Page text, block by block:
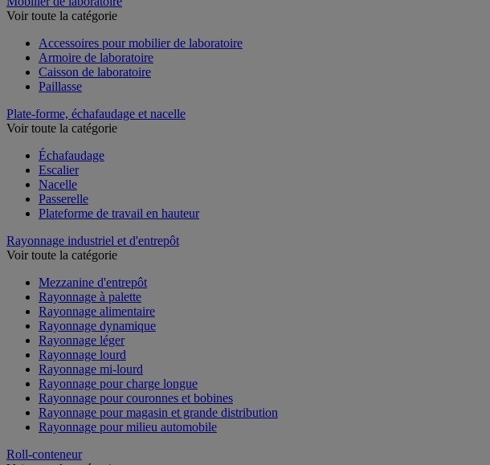
Mobilier de laboratoire
Accessoires pour mobilier de laboratoire
Armoire de laboratoire
Caisson de laboratoire
Plate-forme, échafaudage et nacelle
Échafaudage
Escalier
Nacelle
Passerelle
Rayonnage industriel et d'entrepôt
Mezzanine d'entrepôt
Rayonnage à palette
Rayonnage alimentaire
Rayonnage dynamique
Rayonnage léger
Rayonnage lourd
Rayonnage mi-lourd
Rayonnage pour charge longue
Rayonnage pour couronnes et bobines
Rayonnage pour magasin et grande distribution